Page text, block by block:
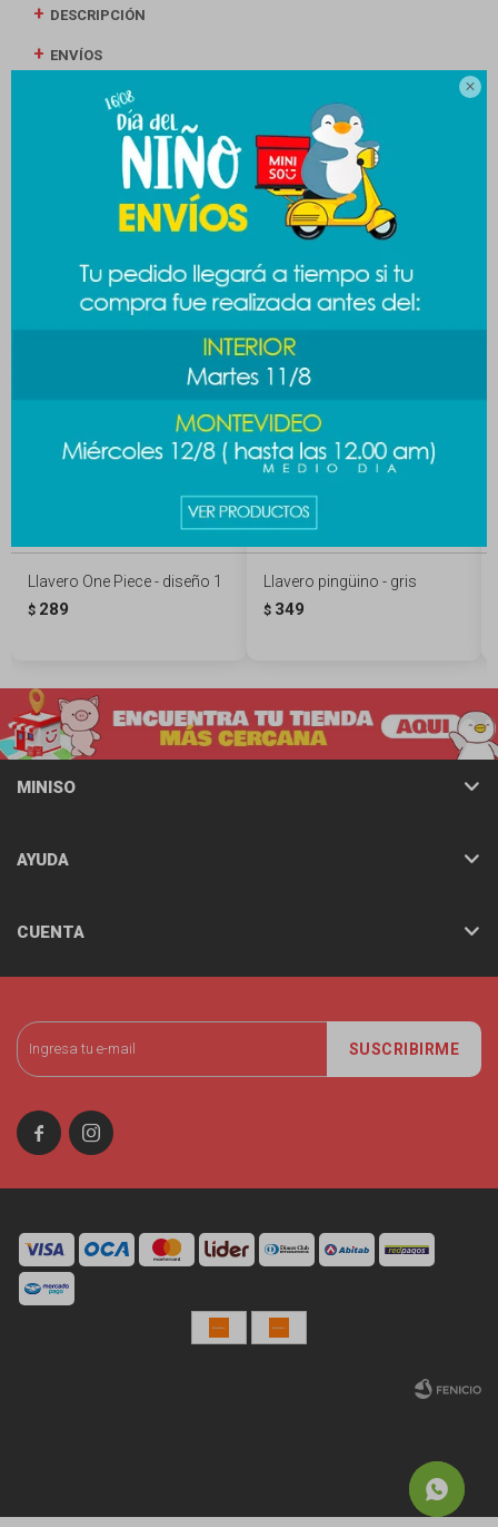

DESCRIPCIÓN
ENVÍOS
CAMBIOS Y DEVOLUCIONES
MEDIOS DE PAGO
Productos que te pueden interesar
Llavero One Piece - diseño 1
$ 289
Llavero pingüino - gris
$ 349
SUSCRIBIRME
 
MINISO
AYUDA
CUENTA